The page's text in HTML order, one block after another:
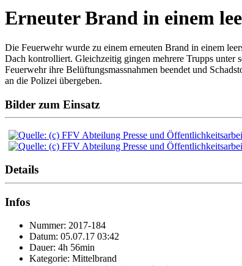
Erneuter Brand in einem
Die Feuerwehr wurde zu einem erneuten Brand in einem
Dach kontrolliert. Gleichzeitig gingen mehrere Trupps unter
Feuerwehr ihre Belüftungsmassnahmen beendet und
an die Polizei übergeben.
Bilder zum Einsatz
Details
Infos
Nummer: 2017-184
Datum: 05.07.17 03:42
Dauer: 4h 56min
Kategorie: Mittelbrand